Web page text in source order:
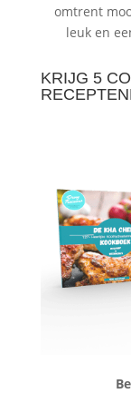
omtrent
leuk en
KRIJG 5